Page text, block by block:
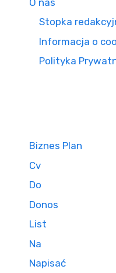
Stopka
Informacja o
Polityka
Biznes Plan
Cv
Do
Donos
List
Na
Napisać